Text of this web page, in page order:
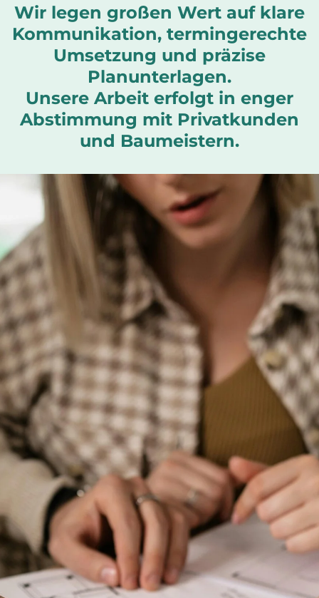
Wir legen großen Wert auf klare
Kommunikation, termingerechte
Umsetzung und präzise
Planunterlagen.
Unsere Arbeit erfolgt in enger
Abstimmung mit Privatkunden
und Baumeistern.